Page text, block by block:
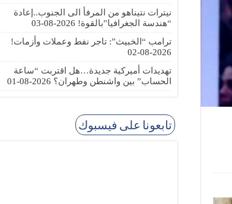
نيترات نتيناهو من المرفأ الى الجنوب..إعادة
“هندسة الجغرافيا”بالقوة! 2026-08-03
ترامب “الخبيث”: تاجر نفط وعملات وأزمات!
2026-08-02
تهديدات أميركية جديدة…هل اقتربت “ساعة
الحساب” بين واشنطن وطهران؟ 2026-08-01
تابعونا على فيسبوك